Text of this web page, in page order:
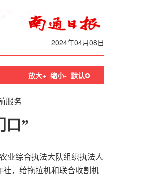
2024年04月08日
放大+ 缩小- 默认o
服务
口”
业综合执法大队组织执法人
，给拖拉机和联合收割机